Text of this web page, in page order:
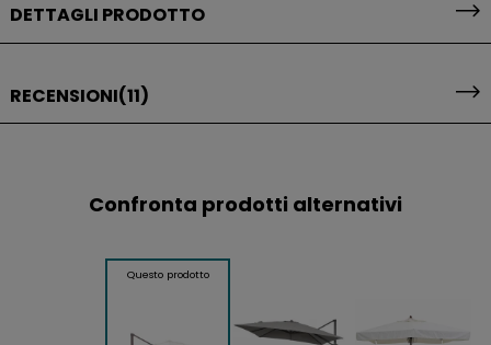
DETTAGLI PRODOTTO
RECENSIONI(11)
Confronta prodotti alternativi
Questo prodotto